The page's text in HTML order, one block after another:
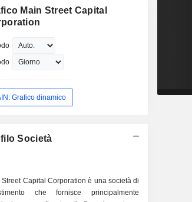
Main Street Capital
Grafico dinamico
Società
Street Capital Corporation è una società di
che fornisce principalmente